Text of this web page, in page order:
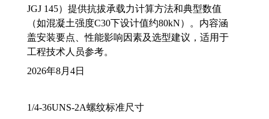
JGJ 145）提供抗拔承载力计算方法和典型数值
（如混凝土强度C30下设计值约80kN）。内容涵
盖安装要点、性能影响因素及选型建议，适用于
工程技术人员参考。
2026年8月4日
1/4-36UNS-2A螺纹标准尺寸